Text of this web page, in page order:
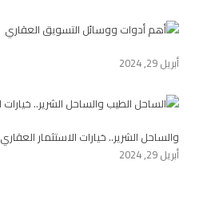
أبريل 29, 2024
والساحل الشرير.. خيارات الاستثمار العقاري
أبريل 29, 2024